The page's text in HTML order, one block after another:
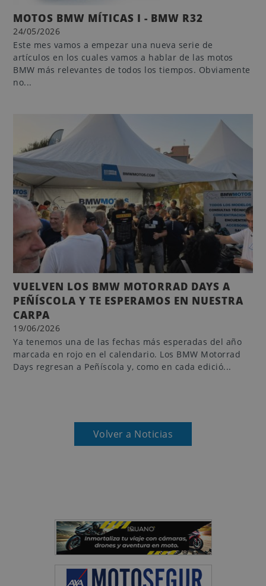
MOTOS BMW MÍTICAS I - BMW R32
24/05/2026
Este mes vamos a empezar una nueva serie de
artículos en los cuales vamos a hablar de las motos
BMW más relevantes de todos los tiempos. Obviamente
no...
VUELVEN LOS BMW MOTORRAD DAYS A
PEÑÍSCOLA Y TE ESPERAMOS EN NUESTRA
CARPA
19/06/2026
Ya tenemos una de las fechas más esperadas del año
marcada en rojo en el calendario. Los BMW Motorrad
Days regresan a Peñíscola y, como en cada edició...
Volver a Noticias